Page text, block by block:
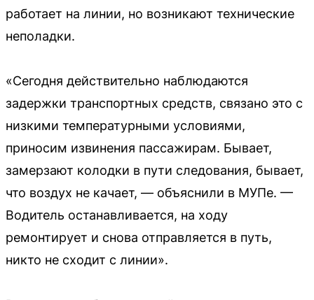
работает на линии, но возникают технические
неполадки.
«Сегодня действительно наблюдаются
задержки транспортных средств, связано это с
низкими температурными условиями,
приносим извинения пассажирам. Бывает,
замерзают колодки в пути следования, бывает,
что воздух не качает, — объяснили в МУПе. —
Водитель останавливается, на ходу
ремонтирует и снова отправляется в путь,
никто не сходит с линии».